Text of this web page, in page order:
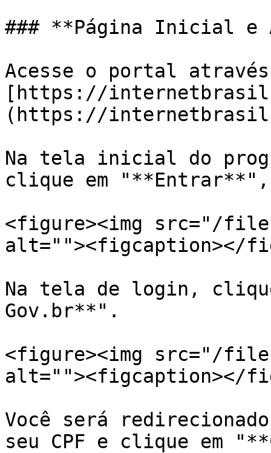
### **Página Inicial e
Acesse o portal
[https://
(https://
Na tela inicial do
clique em
<figure><img src="/
alt=""><figcaption></
Na tela de login,
Gov.br**".
<figure><img src="/files/
alt=""><figcaption></
Você será
seu CPF e clique em